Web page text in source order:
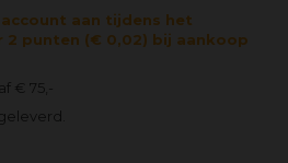
aan tijdens het
2 punten (€ 0,02) bij aankoop
€ 75,-